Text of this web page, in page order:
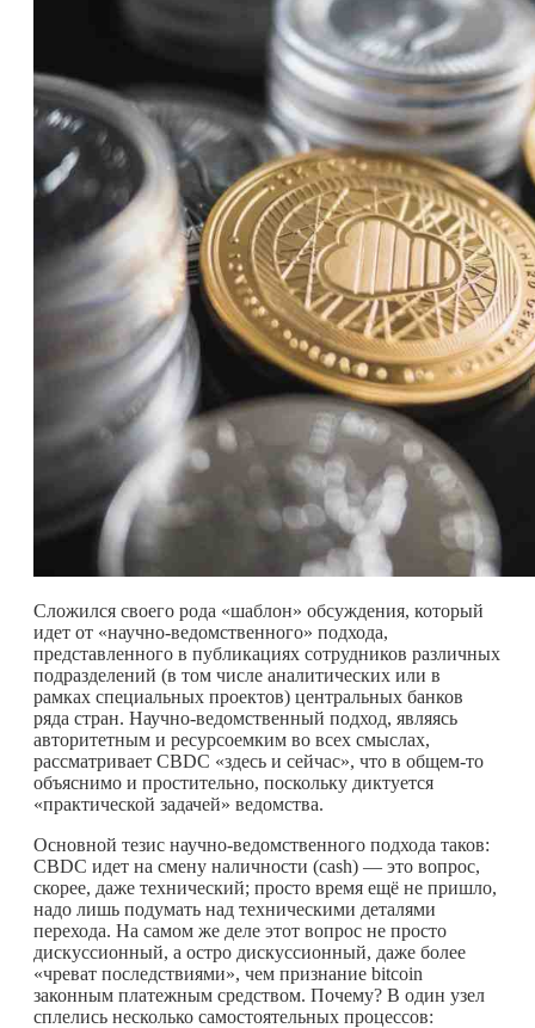
Сложился своего рода «шаблон» обсуждения, который
идет от «научно-ведомственного» подхода,
представленного в публикациях сотрудников различных
подразделений (в том числе аналитических или в
рамках специальных проектов) центральных банков
ряда стран. Научно-ведомственный подход, являясь
авторитетным и ресурсоемким во всех смыслах,
рассматривает CBDC «здесь и сейчас», что в общем-то
объяснимо и простительно, поскольку диктуется
«практической задачей» ведомства.
Основной тезис научно-ведомственного подхода таков:
CBDC идет на смену наличности (cash) — это вопрос,
скорее, даже технический; просто время ещё не пришло,
надо лишь подумать над техническими деталями
перехода. На самом же деле этот вопрос не просто
дискуссионный, а остро дискуссионный, даже более
«чреват последствиями», чем признание bitcoin
законным платежным средством. Почему? В один узел
сплелись несколько самостоятельных процессов: